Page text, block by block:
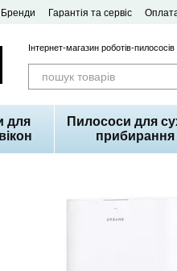
Бренди Гарантія та сервіс
Інтернет-магазин роботів-
для
Пилососи для
прибирання